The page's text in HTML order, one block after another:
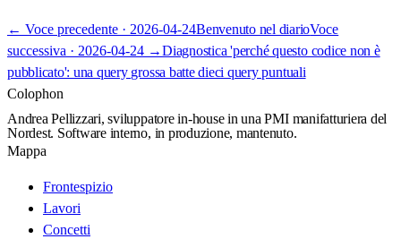
← Voce precedente · 2026-04-24Benvenuto nel diarioVoce
successiva · 2026-04-24 →Diagnostica 'perché questo codice non è
pubblicato': una query grossa batte dieci query puntuali
Colophon
Andrea Pellizzari, sviluppatore in-house in una PMI manifatturiera del
Nordest. Software interno, in produzione, mantenuto.
Mappa
Frontespizio
Lavori
Concetti